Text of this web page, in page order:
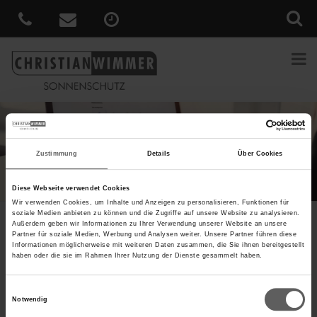
Zustimmung Details Über Cookies
Diese Webseite verwendet Cookies
Wir verwenden Cookies, um Inhalte und Anzeigen zu personalisieren, Funktionen für
soziale Medien anbieten zu können und die Zugriffe auf unsere Website zu analysieren.
Außerdem geben wir Informationen zu Ihrer Verwendung unserer Website an unsere
Partner für soziale Medien, Werbung und Analysen weiter. Unsere Partner führen diese
Informationen möglicherweise mit weiteren Daten zusammen, die Sie ihnen bereitgestellt
haben oder die sie im Rahmen Ihrer Nutzung der Dienste gesammelt haben.
Notwendig
Sie sind hier:Home»Konfiguration & Preise»Sonnenschutz
Balkon & Terrasse
konfigurieren und Preis ermitteln